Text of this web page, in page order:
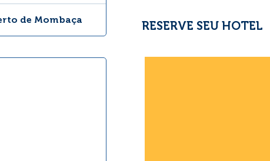
de Mombaça RESERVE SEU HOTEL